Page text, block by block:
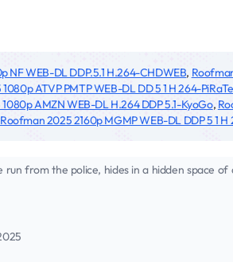
NF WEB-DL DDP.5.1 H.264-CHDWEB,
ATVP PMTP WEB-DL DD 5 1 H 264-
AMZN WEB-DL H.264 DDP 5.1-KyoGo,
Roofman 2025 2160p MGMP WEB-DL DDP 5 1 H
from the police, hides in a hidden space